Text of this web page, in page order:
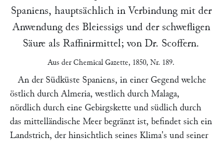
Spaniens, hauptsächlich in Verbindung mit der
Anwendung des Bleiessigs und der schwefligen
Säure als Raffinirmittel; von Dr. Scoffern.
Aus derChemical Gazette, 1850, Nr. 189.
An der Südküste Spaniens, in einer Gegend welche
östlich durch Almeria, westlich durch Malaga,
nördlich durch eine Gebirgskette und südlich durch
das mittelländische Meer begränzt ist, befindet sich ein
Landstrich, der hinsichtlich seines Klima's und seiner